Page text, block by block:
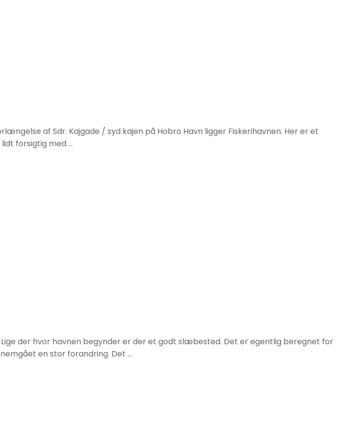
af Sdr. Kajgade / syd kajen på Hobro Havn ligger Fiskerihavnen. Her er et
forsigtig med …
der hvor havnen begynder er der et godt slæbested. Det er egentlig beregnet for
en stor forandring. Det …